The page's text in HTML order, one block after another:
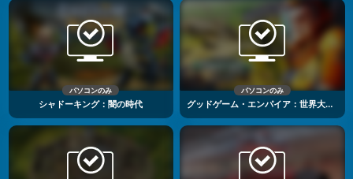
パソコンのみ
シャドーキング：闇の時代
パソコンのみ
グッドゲーム・エンパイア：世界大戦3